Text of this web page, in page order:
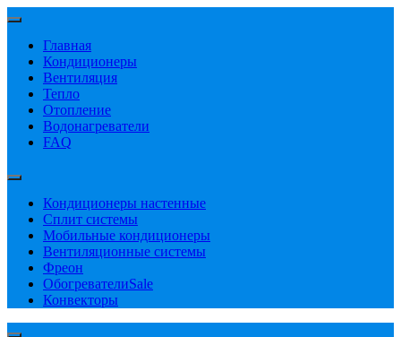
Главная
Кондиционеры
Вентиляция
Тепло
Отопление
Водонагреватели
FAQ
Кондиционеры настенные
Сплит системы
Мобильные кондиционеры
Вентиляционные системы
Фреон
ОбогревателиSale
Конвекторы